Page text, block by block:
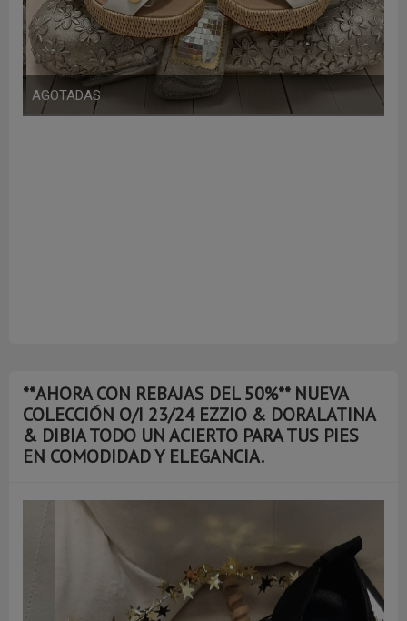
**AHORA CON REBAJAS DEL 50%** NUEVA
COLECCIÓN O/I 23/24 EZZIO & DORALATINA
& DIBIA TODO UN ACIERTO PARA TUS PIES
EN COMODIDAD Y ELEGANCIA.